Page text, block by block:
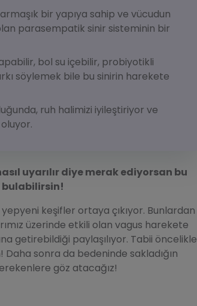
bir yapıya sahip ve vücudun
parasempatik sinir sisteminin bir
bol su içebilir, probiyotikli
söylemek bile bu sinirin harekete
ruh halimizi iyileştiriyor ve
uyarılır diye merak ediyorsan bu
bulabilirsin!
keşifler ortaya çıkıyor. Bunlardan
üzerinde etkili olan vagus harekete
getirebildiği paylaşılıyor. Tabii öncelikle
sonra da bedeninde sakladığın
göz atacağız!